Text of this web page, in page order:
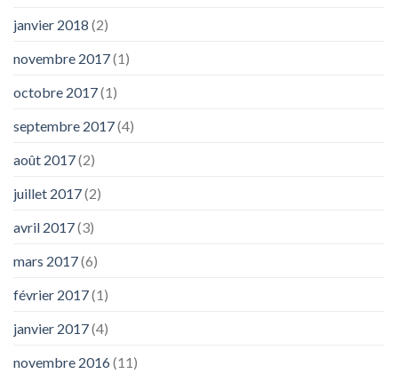
janvier 2018 (2)
novembre 2017(1)
octobre 2017(1)
septembre 2017(4)
août 2017(2)
juillet 2017(2)
avril 2017(3)
mars 2017(6)
février 2017(1)
janvier 2017(4)
novembre 2016(11)